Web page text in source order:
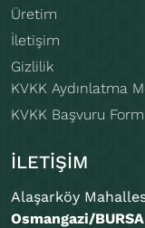
Üretim
İletişim
Gizlilik
KVKK Aydınlatma
KVKK Başvuru
İLETIŞIM
Alaşarköy
Osmangazi/BURSA